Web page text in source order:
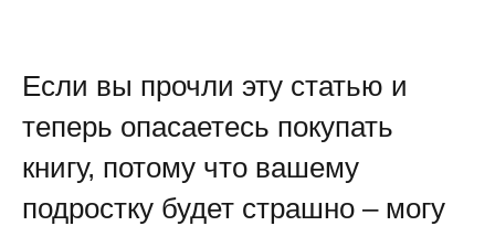
Если вы прочли эту статью и
теперь опасаетесь покупать
книгу, потому что вашему
подростку будет страшно – могу